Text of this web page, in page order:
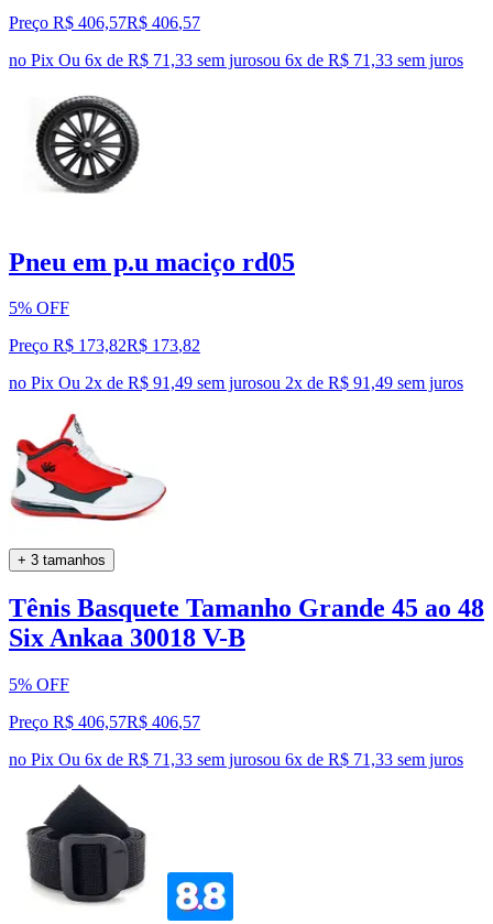
Preço R$ 406,57R$ 406,57
no Pix Ou 6x de R$ 71,33 sem jurosou 6x de R$ 71,33 sem juros
Pneu em p.u maciço rd05
5% OFF
Preço R$ 173,82R$ 173,82
no Pix Ou 2x de R$ 91,49 sem jurosou 2x de R$ 91,49 sem juros
+ 3 tamanhos
Tênis Basquete Tamanho Grande 45 ao 48
Six Ankaa 30018 V-B
5% OFF
Preço R$ 406,57R$ 406,57
no Pix Ou 6x de R$ 71,33 sem jurosou 6x de R$ 71,33 sem juros